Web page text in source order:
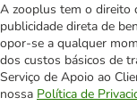
A zooplus tem o direito
publicidade direta de
opor-se a qualquer
dos custos básicos de
Serviço de Apoio ao
nossa Política de